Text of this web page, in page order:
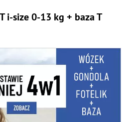
i-size 0-13 kg + baza T